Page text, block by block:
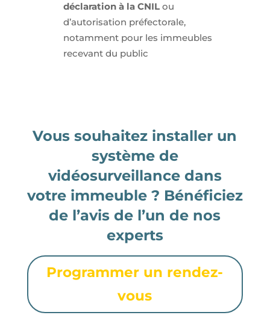
déclaration à la CNILou
d’autorisation préfectorale,
notamment pour les immeubles
recevant du public
Vous souhaitez installer un
système de
vidéosurveillance dans
votre immeuble ? Bénéficiez
de l’avis de l’un de nos
experts
Programmer un rendez-
vous